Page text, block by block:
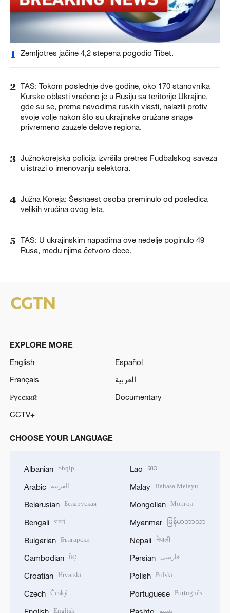
1 Zemljotres jačine 4,2 stepena pogodio Tibet.
2 TAS: Tokom poslednje dve godine, oko 170 stanovnika
Kurske oblasti vraćeno je u Rusiju sa teritorije Ukrajine,
gde su se, prema navodima ruskih vlasti, nalazili protiv
svoje volje nakon što su ukrajinske oružane snage
privremeno zauzele delove regiona.
3 Južnokorejska policija izvršila pretres Fudbalskog saveza
u istrazi o imenovanju selektora.
4 Južna Koreja: Šesnaest osoba preminulo od posledica
velikih vrućina ovog leta.
5 TAS: U ukrajinskim napadima ove nedelje poginulo 49
Rusa, među njima četvoro dece.
EXPLORE MORE
English
Español
Français
العربية
Русский
Documentary
CCTV+
CHOOSE YOUR LANGUAGE
Albanian Shqip
Arabic العربية
Belarusian Беларуская
Bengali বাংলা
Bulgarian Български
Cambodian ខ្មែរ
Croatian Hrvatski
Czech Český
English
Lao ລາວ
Malay Bahasa Melayu
Mongolian Монгол
Myanmar မြန်မာဘာသာ
Nepali नेपाली
Persian فارسی
Polish Polski
Portuguese Português
پښتو